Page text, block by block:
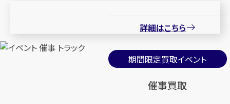
詳細はこちら
期間限定買取イベント
催事買取